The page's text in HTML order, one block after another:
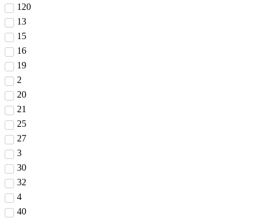
120
13
15
16
19
2
20
21
25
27
3
30
32
4
40